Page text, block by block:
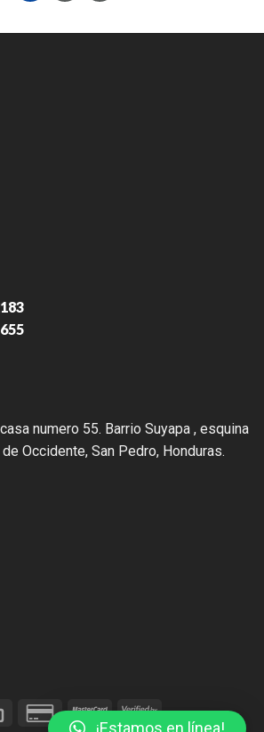
numero 55. Barrio Suyapa , esquina
Occidente, San Pedro, Honduras.
¡Estamos en línea!